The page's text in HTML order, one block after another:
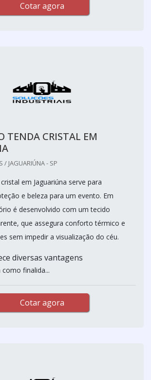
Cotar agora
TENDA CRISTAL EM
/ JAGUARIÚNA - SP
em Jaguariúna serve para
e beleza para um evento. Em
é desenvolvido com um tecido
que assegura conforto térmico e
sem impedir a visualização do céu.
diversas vantagens
finalida...
Cotar agora